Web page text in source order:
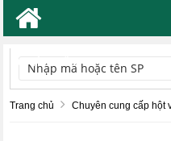
TÌM KIẾM
Trang chủ Chuyên cung cấp hột